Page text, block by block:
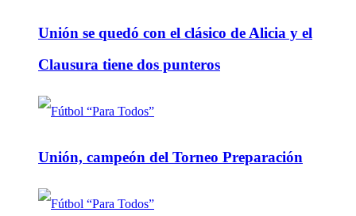
Unión se quedó con el clásico de Alicia y el
Clausura tiene dos punteros
Unión, campeón del Torneo Preparación